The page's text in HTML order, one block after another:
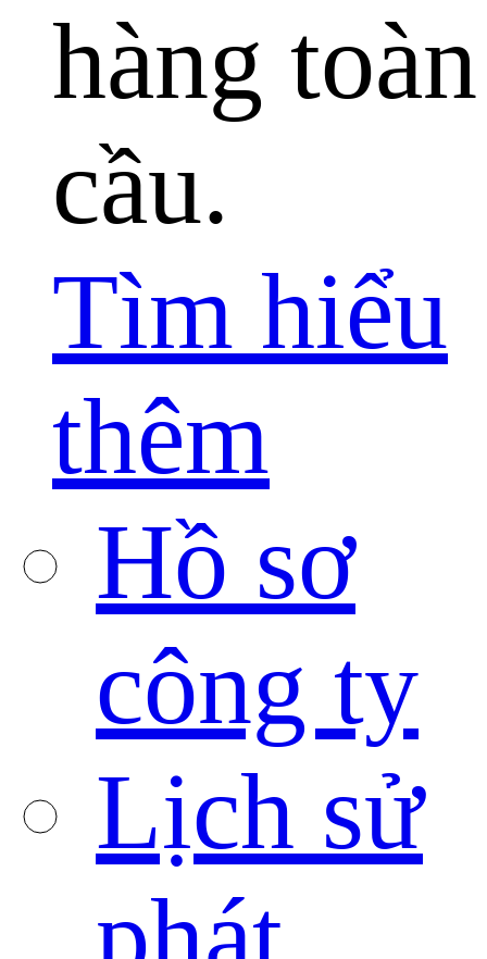
hàng toàn
cầu.
Tìm hiểu
thêm
Hồ sơ
công ty
Lịch sử